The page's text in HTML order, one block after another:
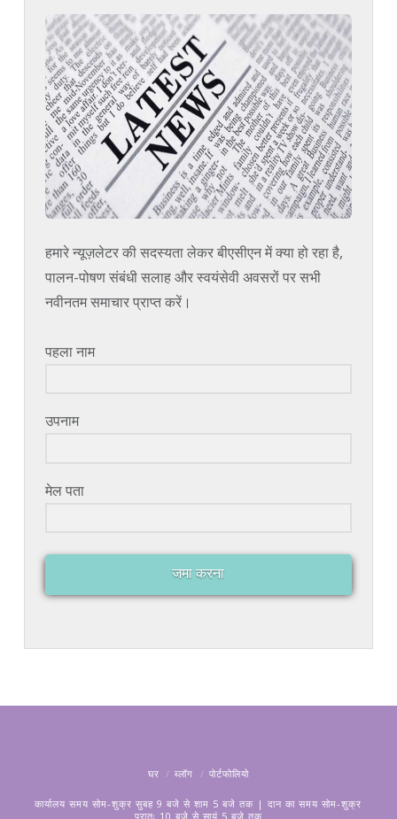
हमारे न्यूज़लेटर की सदस्यता लेकर बीएसीएन में क्या हो रहा है,
पालन-पोषण संबंधी सलाह और स्वयंसेवी अवसरों पर सभी
नवीनतम समाचार प्राप्त करें।
पहला नाम
उपनाम
मेल पता
जमा करना
घर ब्लॉग पोर्टफोलियो
कार्यालय समय सोम-शुक्र सुबह 9 बजे से शाम 5 बजे तक | दान का समय सोम-शुक्र
प्रातः 10 बजे से सायं 5 बजे तक